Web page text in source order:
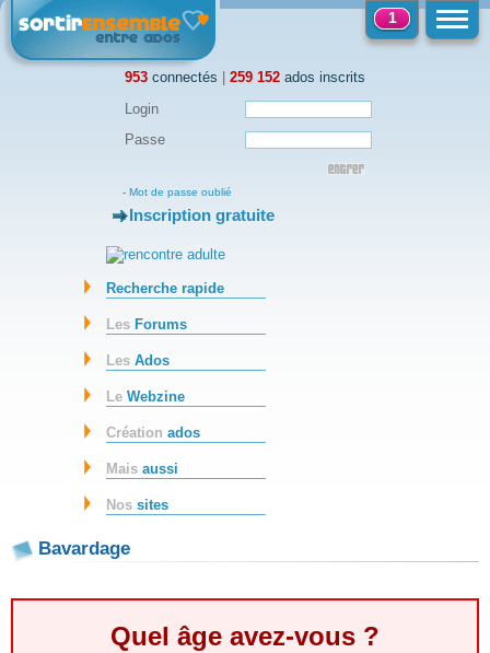
953 connectés | 259 152 ados inscrits
1
Login
Passe
- Mot de passe oublié
-Inscription gratuite
Recherche rapide
Les Forums
LesAdos
LeWebzine
Créationados
Maisaussi
Nossites
Bavardage
Quel âge avez-vous ?